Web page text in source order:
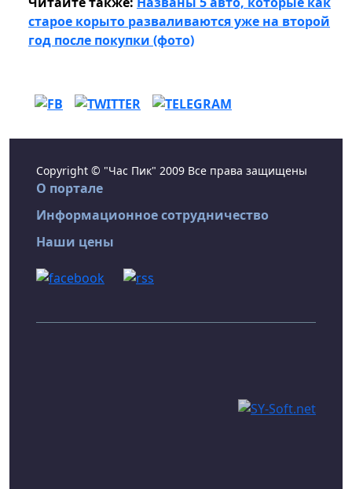
старое корыто разваливаются уже на второй
год после покупки (фото)
Copyright © "Час Пик" 2009 Все права защищены
О портале
Информационное сотрудничество
Наши цены